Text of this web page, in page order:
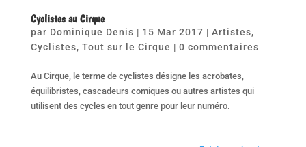
Cyclistes au Cirque
par Dominique Denis | 15 Mar 2017 | Artistes,
Cyclistes, Tout sur le Cirque | 0 commentaires
Au Cirque, le terme de cyclistes désigne les acrobates,
équilibristes, cascadeurs comiques ou autres artistes qui
utilisent des cycles en tout genre pour leur numéro.